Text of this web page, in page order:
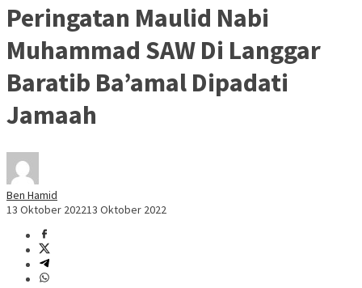
Peringatan Maulid Nabi
Muhammad SAW Di Langgar
Baratib Ba’amal Dipadati
Jamaah
Ben Hamid
13 Oktober 202213 Oktober 2022